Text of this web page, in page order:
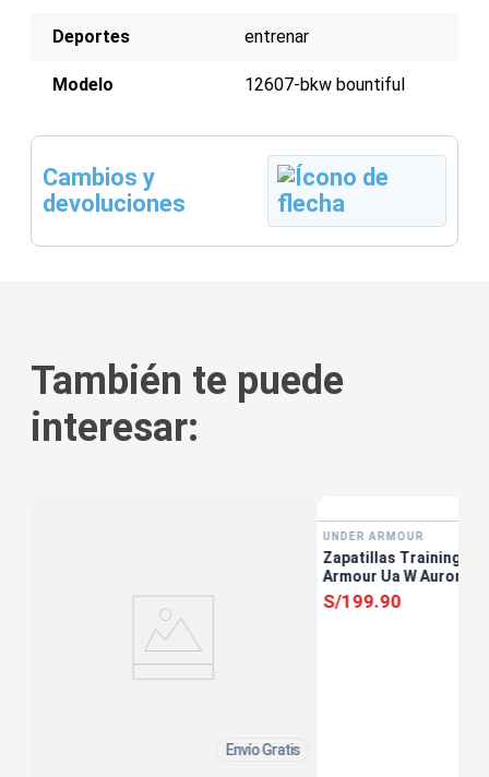
Deportes entrenar
Modelo 12607-bkw bountiful
Cambios y
devoluciones
También te puede
interesar:
Envío Gratis
UNDER ARMOUR
Zapatillas Training
Armour Ua W Aurora 3
S/199.90